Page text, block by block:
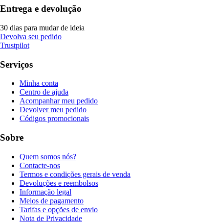
Entrega e devolução
30 dias para mudar de ideia
Devolva seu pedido
Trustpilot
Serviços
Minha conta
Centro de ajuda
Acompanhar meu pedido
Devolver meu pedido
Códigos promocionais
Sobre
Quem somos nós?
Contacte-nos
Termos e condições gerais de venda
Devoluções e reembolsos
Informação legal
Meios de pagamento
Tarifas e opções de envio
Nota de Privacidade